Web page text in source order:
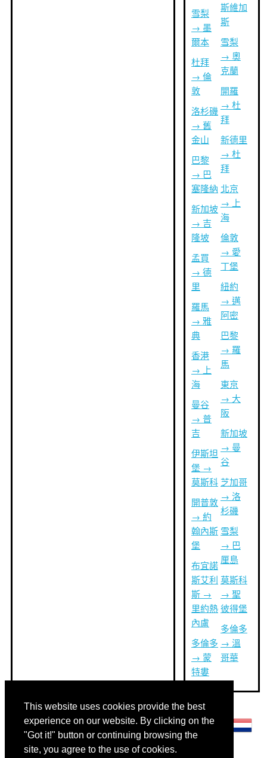
This website uses cookies provide the best
experience on our website. By clicking on the
"Got it!" button or continuing browsing the
site, you agree to the use of cookies.
雪梨
→ 墨
爾本
杜拜
→ 倫
敦
洛杉磯
→ 舊
金山
巴黎
→ 巴
塞隆納
新加坡
→ 吉
隆坡
孟買
→ 德
里
羅馬
→ 雅
典
香港
→ 上
海
曼谷
→ 普
吉
伊斯坦
堡 →
莫斯科
開普敦
→ 約
翰內斯
堡
布宜諾
斯艾利
斯 →
里約熱
內盧
多倫多
→ 蒙
特婁
斯維加
斯
雪梨
→ 奧
克蘭
開羅
→ 杜
拜
新德里
→ 杜
拜
北京
→ 上
海
倫敦
→ 愛
丁堡
紐約
→ 邁
阿密
巴黎
→ 羅
馬
東京
→ 大
阪
新加坡
→ 曼
谷
芝加哥
→ 洛
杉磯
雪梨
→ 巴
厘島
莫斯科
→ 聖
彼得堡
多倫多
→ 溫
哥華
其他語言: